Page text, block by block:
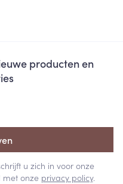
producten en
u zich in voor onze
onze privacy policy.